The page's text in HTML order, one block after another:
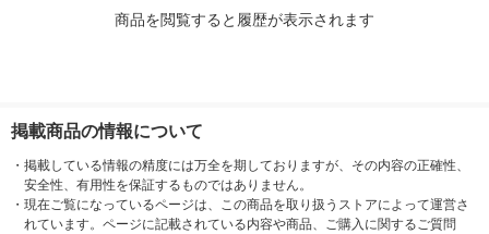
商品を閲覧すると履歴が表示されます
掲載商品の情報について
・ 掲載している情報の精度には万全を期しておりますが、その内容の正確性、
安全性、有用性を保証するものではありません。
・ 現在ご覧になっているページは、この商品を取り扱うストアによって運営さ
れています。ページに記載されている内容や商品、ご購入に関するご質問